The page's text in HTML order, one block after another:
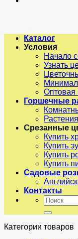
Каталог
Условия
Начало
Узнать
Оптовая
Горшечные
Срезанные
Купить
Купить
Купить
Купить
Садовые
Контакты
Искать:
Категории товаров